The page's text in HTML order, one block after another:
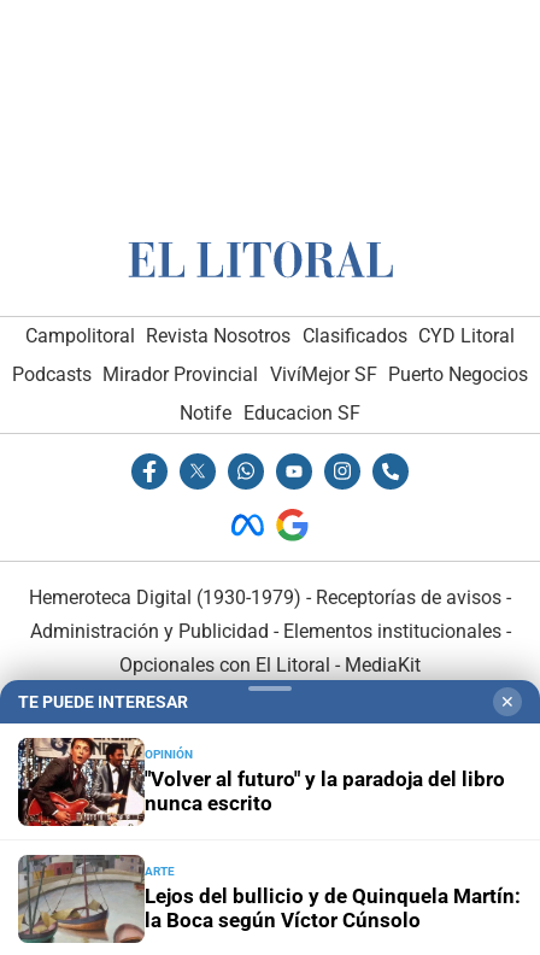
Campolitoral Revista Nosotros Clasificados CYD Litoral
Podcasts Mirador Provincial VivíMejor SF Puerto Negocios
Notife Educacion SF
Hemeroteca Digital (1930-1979) - Receptorías de avisos -
Administración y Publicidad - Elementos institucionales-
Opcionales con El Litoral - MediaKit
En Asociación con:
TE PUEDE INTERESAR ✕
OPINIÓN
"Volver al futuro" y la paradoja del libro
nunca escrito
ARTE
Lejos del bullicio y de Quinquela Martín:
la Boca según Víctor Cúnsolo